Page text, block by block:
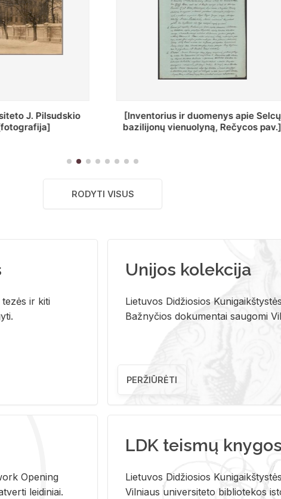
apie Selcų
Rečycos pav.]
„Wiadomośc Połockiey Uniackiey
Dyecezyi..."
RODYTI VISUS
ir kiti
Unijos kolekcija
Lietuvos Didžiosios
Bažnyčios dokumentai saugomi
PERŽIŪRĖTI
Ope­ning
lei­di­niai.
LDK teismų knygos
Lie­tu­vos Di­džio­sios
Vil­niaus uni­ver­si­te­to bi­b­lio­te­kos